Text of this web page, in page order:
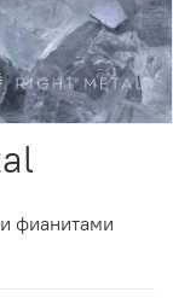
фианитами